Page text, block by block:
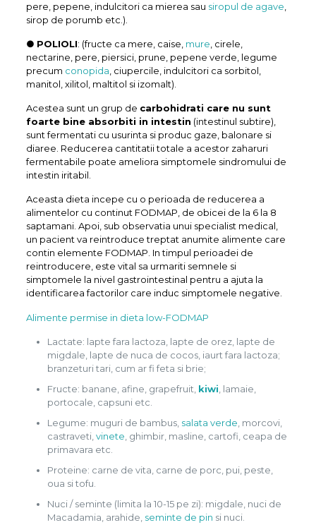
pere, pepene, indulcitori ca mierea sau siropul de agave,
sirop de porumb etc.).
● POLIOLI: (fructe ca mere, caise, mure, cirele,
nectarine, pere, piersici, prune, pepene verde, legume
precum conopida, ciupercile, indulcitori ca sorbitol,
manitol, xilitol, maltitol si izomalt).
Acestea sunt un grup de carbohidrati care nu sunt
foarte bine absorbiti in intestin (intestinul subtire),
sunt fermentati cu usurinta si produc gaze, balonare si
diaree. Reducerea cantitatii totale a acestor zaharuri
fermentabile poate ameliora simptomele sindromului de
intestin iritabil.
Aceasta dieta incepe cu o perioada de reducerea a
alimentelor cu continut FODMAP, de obicei de la 6 la 8
saptamani. Apoi, sub observatia unui specialist medical,
un pacient va reintroduce treptat anumite alimente care
contin elemente FODMAP. In timpul perioadei de
reintroducere, este vital sa urmariti semnele si
simptomele la nivel gastrointestinal pentru a ajuta la
identificarea factorilor care induc simptomele negative.
Alimente permise in dieta low-FODMAP
Lactate: lapte fara lactoza, lapte de orez, lapte de
migdale, lapte de nuca de cocos, iaurt fara lactoza;
branzeturi tari, cum ar fi feta si brie;
Fructe: banane, afine, grapefruit, kiwi, lamaie,
portocale, capsuni etc.
Legume: muguri de bambus, salata verde, morcovi,
castraveti,vinete, ghimbir, masline, cartofi, ceapa de
primavara etc.
Proteine: carne de vita, carne de porc, pui, peste,
oua si tofu.
Nuci / seminte (limita la 10-15 pe zi): migdale, nuci de
Macadamia, arahide, seminte de pin si nuci.